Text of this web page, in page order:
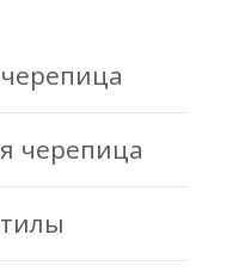
черепица